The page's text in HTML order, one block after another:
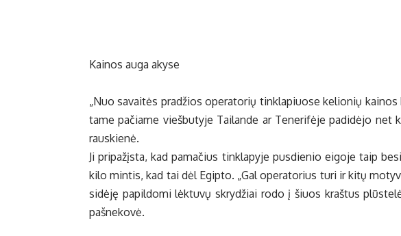
Kai­nos au­ga aky­se
„Nuo sa­vai­tės pra­džios ope­ra­to­rių tin­kla­piuo­se ke­lio­nių
ta­me pa­čia­me vieš­bu­ty­je Tai­lan­de ar Te­ne­ri­fė­je pa­di­dė­jo net
raus­kie­nė.
Ji pri­pa­žįs­ta, kad pa­ma­čius tin­kla­py­je pus­die­nio ei­go­je taip
ki­lo min­tis, kad tai dėl Egip­to. „Gal ope­ra­to­rius tu­ri ir ki­tų
si­dė­ję pa­pil­do­mi lėk­tu­vų skry­džiai ro­do į šiuos kraš­tus
pa­šne­ko­vė.